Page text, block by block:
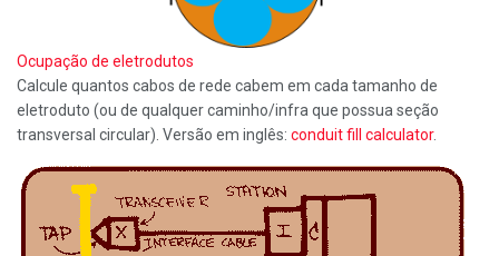
Ocupação de eletrodutos
Calcule quantos cabos de rede cabem em cada tamanho de
eletroduto (ou de qualquer caminho/infra que possua seção
transversal circular). Versão em inglês: conduit fill calculator.